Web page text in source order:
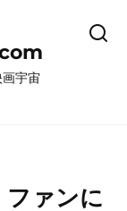
宇宙
ファンに